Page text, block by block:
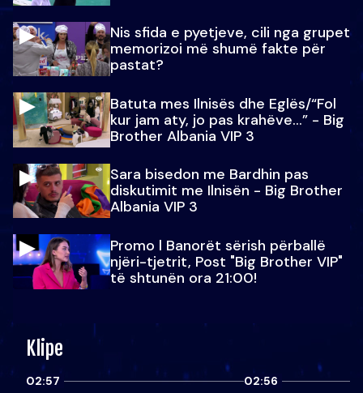
Nis sfida e pyetjeve, cili nga grupet
memorizoi më shumë fakte për
pastat?
Batuta mes Ilnisës dhe Eglës/“Fol
kur jam aty, jo pas krahëve…” - Big
Brother Albania VIP 3
Sara bisedon me Bardhin pas
diskutimit me Ilnisën - Big Brother
Albania VIP 3
Promo l Banorët sërish përballë
njëri-tjetrit, Post "Big Brother VIP"
të shtunën ora 21:00!
Klipe
02:57 02:56